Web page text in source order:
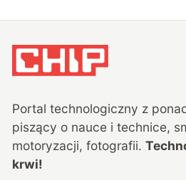
Portal technologiczny z
piszący o nauce i technice,
motoryzacji, fotografii.
krwi!